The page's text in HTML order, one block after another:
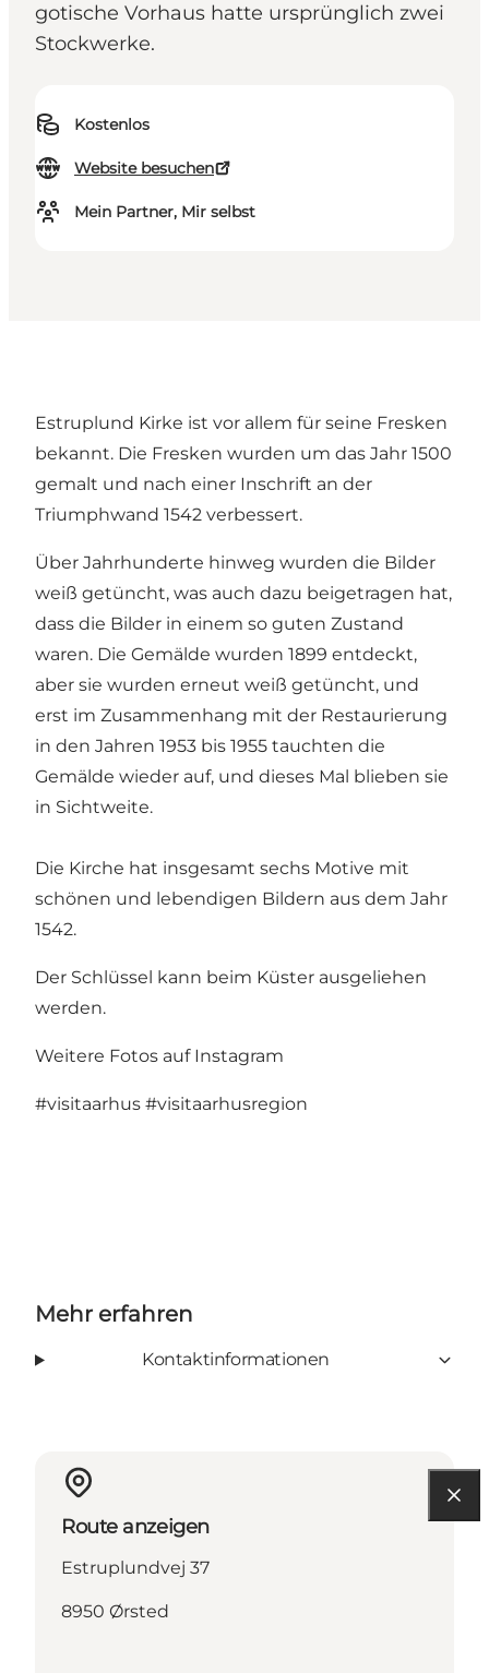
gotische Vorhaus hatte ursprünglich zwei
Stockwerke.
Kostenlos
Website besuchen
Mein Partner, Mir selbst
Estruplund Kirke ist vor allem für seine Fresken
bekannt. Die Fresken wurden um das Jahr 1500
gemalt und nach einer Inschrift an der
Triumphwand 1542 verbessert.
Über Jahrhunderte hinweg wurden die Bilder
weiß getüncht, was auch dazu beigetragen hat,
dass die Bilder in einem so guten Zustand
waren. Die Gemälde wurden 1899 entdeckt,
aber sie wurden erneut weiß getüncht, und
erst im Zusammenhang mit der Restaurierung
in den Jahren 1953 bis 1955 tauchten die
Gemälde wieder auf, und dieses Mal blieben sie
in Sichtweite.
Die Kirche hat insgesamt sechs Motive mit
schönen und lebendigen Bildern aus dem Jahr
1542.
Der Schlüssel kann beim Küster ausgeliehen
werden.
Weitere Fotos auf Instagram
#visitaarhus #visitaarhusregion
Mehr erfahren
Kontaktinformationen
Route anzeigen
Estruplundvej 37
8950 Ørsted